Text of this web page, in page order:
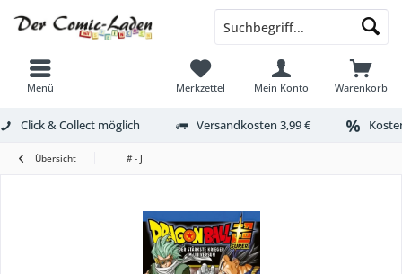
Menü Warenkorb
Merkzettel Mein Konto
Click & Collect möglich Versandkosten 3,99 €
Übersicht # - J